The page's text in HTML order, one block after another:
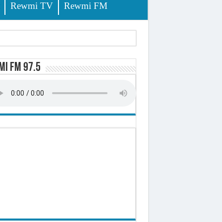
Rewmi TV Rewmi FM
octroyé
milliards de francs CFA
FM 97.5